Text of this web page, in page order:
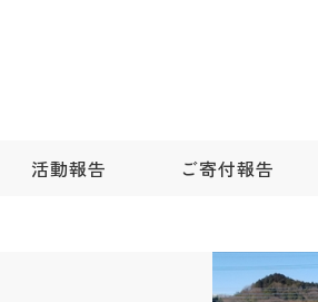
活動報告 ご寄付報告